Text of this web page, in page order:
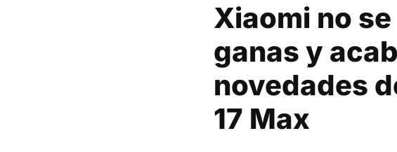
Xiaomi no
ganas y
novedades
17 Max